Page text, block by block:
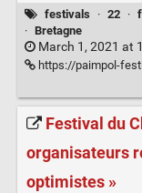
festivals · 22 ·
· Bretagne
March 1, 2021 at
https://paimpol-
Festival du
organisateurs
optimistes »